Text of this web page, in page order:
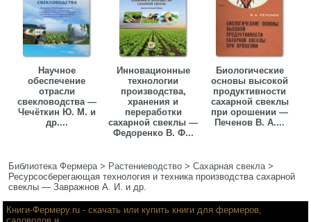
Научное
обеспечение
отрасли
свекловодства —
Чечёткин Ю. М. и
др....
Инновационные
технологии
производства,
хранения и
переработки
сахарной свеклы —
Федоренко В. Ф...
Биологические
основы высокой
продуктивности
сахарной свеклы
при орошении —
Печенов В. А....
Библиотека Фермера> Растениеводство >Сахарная свекла>
Ресурсосберегающая технология и техника производства сахарной
свеклы — Завражнов А. И. и др.
Книги-Фермеру.ru - скачать или купить книги для фермеров,